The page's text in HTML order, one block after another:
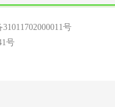
号
号